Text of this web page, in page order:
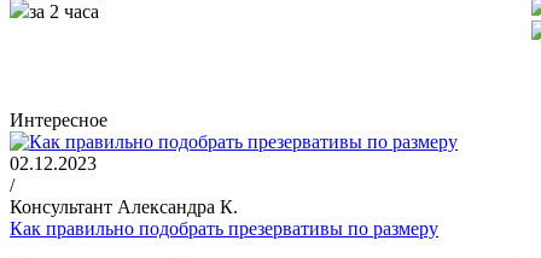
за 2 часа
Интересное
02.12.2023
/
Консультант Александра К.
Как правильно подобрать презервативы по размеру